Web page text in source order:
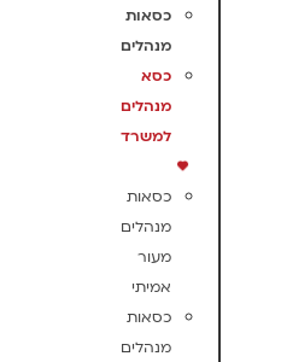
כסאות
מנהלים
כסא
מנהלים
למשרד
כסאות
מנהלים
מעור
אמיתי
כסאות
מנהלים